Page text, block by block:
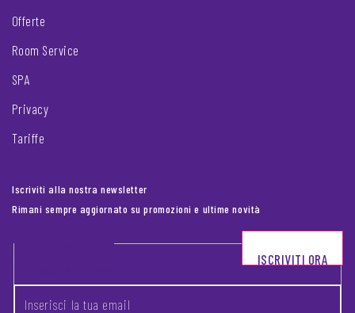
Offerte
Room Service
SPA
Privacy
Tariffe
Iscriviti alla nostra newsletter
Rimani sempre aggiornato su promozioni e ultime novità
Footer newsletter
ISCRIVITI ORA